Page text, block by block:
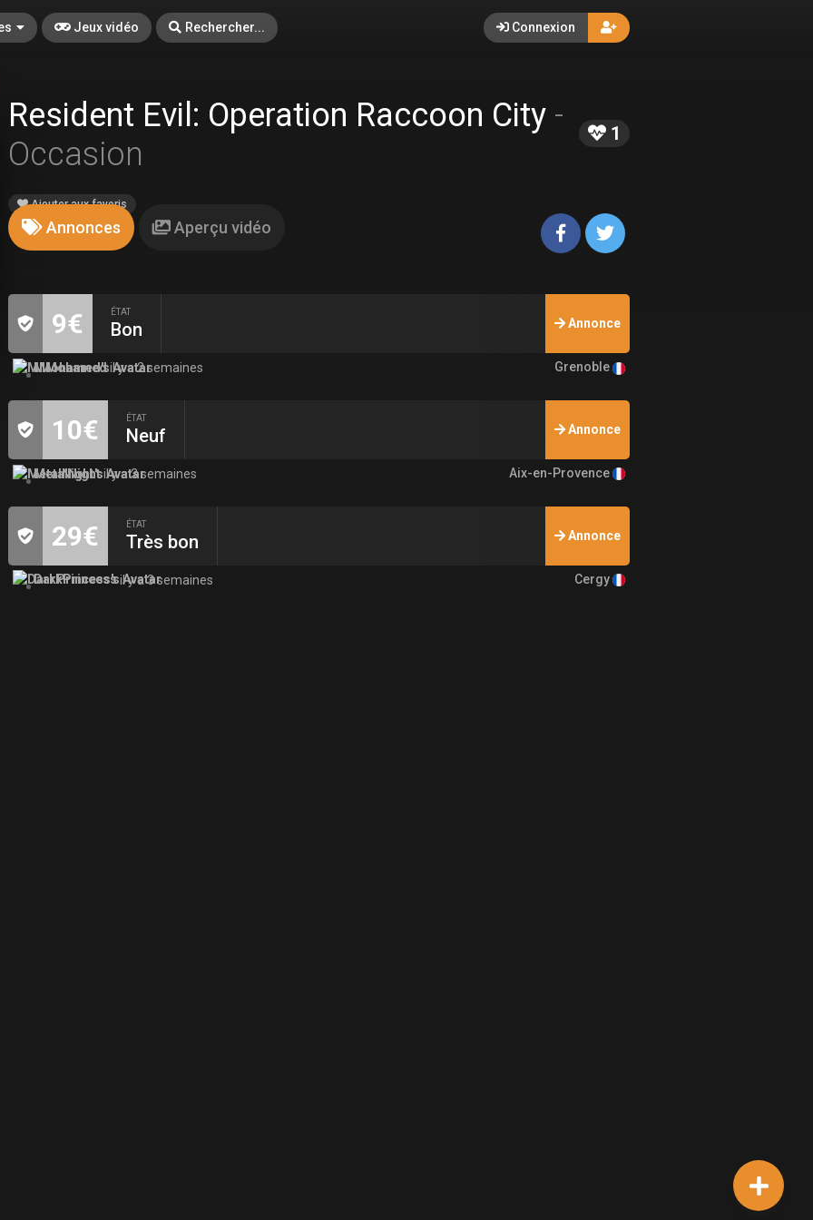
Jeux vidéo Rechercher... Connexion
Resident Evil: Operation Raccoon City -
Occasion
1
Ajouter aux favoris
Annonces Aperçu vidéo
9€ ÉTAT
Bon Annonce
MMohamedil y a 2 semaines Grenoble
10€ ÉTAT
Neuf Annonce
MetalNightil y a 3 semaines Aix-en-Provence
29€ ÉTAT
Très bon Annonce
DarkPrincessil y a 3 semaines Cergy